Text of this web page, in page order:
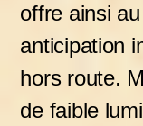
offre ainsi
anticipation
hors route.
de faible